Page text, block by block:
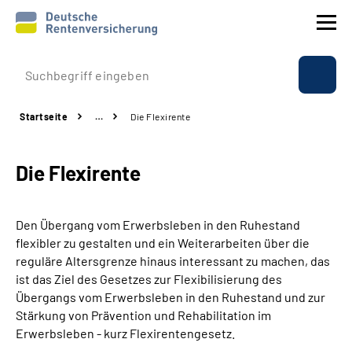
Prävention
Rente
Beratung & Kontakt
Experten
Über uns & Presse
Startseite … Die Flexirente
Die Flexirente
Den Übergang vom Erwerbsleben in den Ruhestand
flexibler zu gestalten und ein Weiterarbeiten über die
reguläre Altersgrenze hinaus interessant zu machen, das
ist das Ziel des Gesetzes zur Flexibilisierung des
Übergangs vom Erwerbsleben in den Ruhestand und zur
Stärkung von Prävention und Rehabilitation im
Erwerbsleben - kurz Flexirentengesetz.